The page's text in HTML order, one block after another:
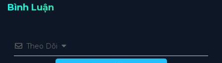
Bình Luận
Theo Dõi